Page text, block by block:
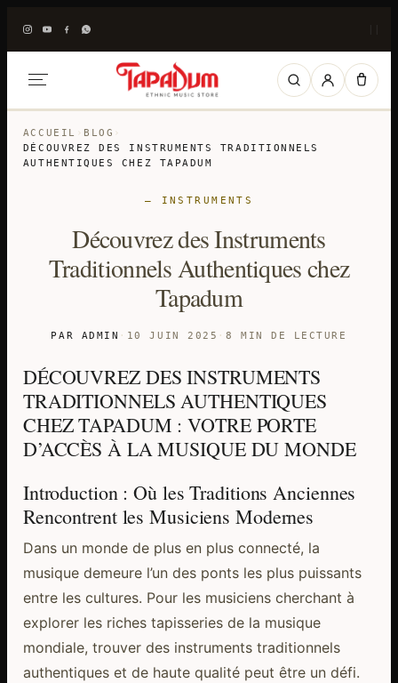
ACCUEIL › BLOG ›
DÉCOUVREZ DES INSTRUMENTS TRADITIONNELS
AUTHENTIQUES CHEZ TAPADUM
— INSTRUMENTS
Découvrez des Instruments
Traditionnels Authentiques chez
Tapadum
PAR ADMIN · 10 JUIN 2025 · 8 MIN DE LECTURE
DÉCOUVREZ DES INSTRUMENTS
TRADITIONNELS AUTHENTIQUES
CHEZ TAPADUM : VOTRE PORTE
D’ACCÈS À LA MUSIQUE DU MONDE
Introduction : Où les Traditions Anciennes
Rencontrent les Musiciens Modernes
Dans un monde de plus en plus connecté, la
musique demeure l’un des ponts les plus puissants
entre les cultures. Pour les musiciens cherchant à
explorer les riches tapisseries de la musique
mondiale, trouver des instruments traditionnels
authentiques et de haute qualité peut être un défi.